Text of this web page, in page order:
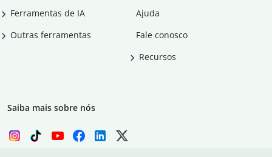
Ferramentas de IA
Outras ferramentas
Ajuda
Fale conosco
Recursos
Saiba mais sobre nós